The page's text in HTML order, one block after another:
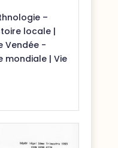
–
locale|
Vendée -
mondiale| Vie